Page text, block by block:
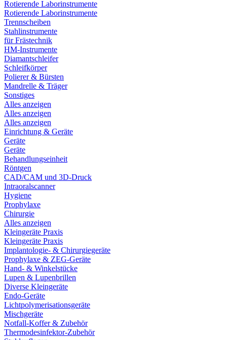
Rotierende Laborinstrumente
Rotierende Laborinstrumente
Trennscheiben
Stahlinstrumente
für Frästechnik
HM-Instrumente
Diamantschleifer
Schleifkörper
Polierer & Bürsten
Mandrelle & Träger
Sonstiges
Alles anzeigen
Alles anzeigen
Alles anzeigen
Einrichtung & Geräte
Geräte
Geräte
Behandlungseinheit
Röntgen
CAD/CAM und 3D-Druck
Intraoralscanner
Hygiene
Prophylaxe
Chirurgie
Alles anzeigen
Kleingeräte Praxis
Kleingeräte Praxis
Implantologie- & Chirurgiegeräte
Prophylaxe & ZEG-Geräte
Hand- & Winkelstücke
Lupen & Lupenbrillen
Diverse Kleingeräte
Endo-Geräte
Lichtpolymerisationsgeräte
Mischgeräte
Notfall-Koffer & Zubehör
Thermodesinfektor-Zubehör